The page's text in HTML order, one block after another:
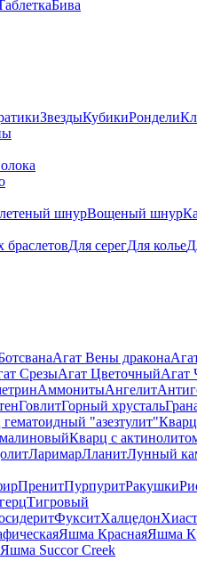
Бива
ЗвездыКубикиРондели
шнурВощеный шнур
Для серегДля колье
Агат Вены дракона
СрезыАгат ЦветочныйАгат
АммонитыАнгелит
ГовлитГорный хрусталь
"азезтулит"
Кварц с
ЛаримарЛланитЛунный
ПренитПурпуритРакушки
Тигровый
ФукситХалцедон
Яшма КраснаяЯшма
Яшма Succor Creek